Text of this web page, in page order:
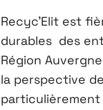
Recyc'Elit est
durables des
Région
la perspective
particulièrement